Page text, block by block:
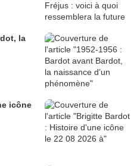
la
icône